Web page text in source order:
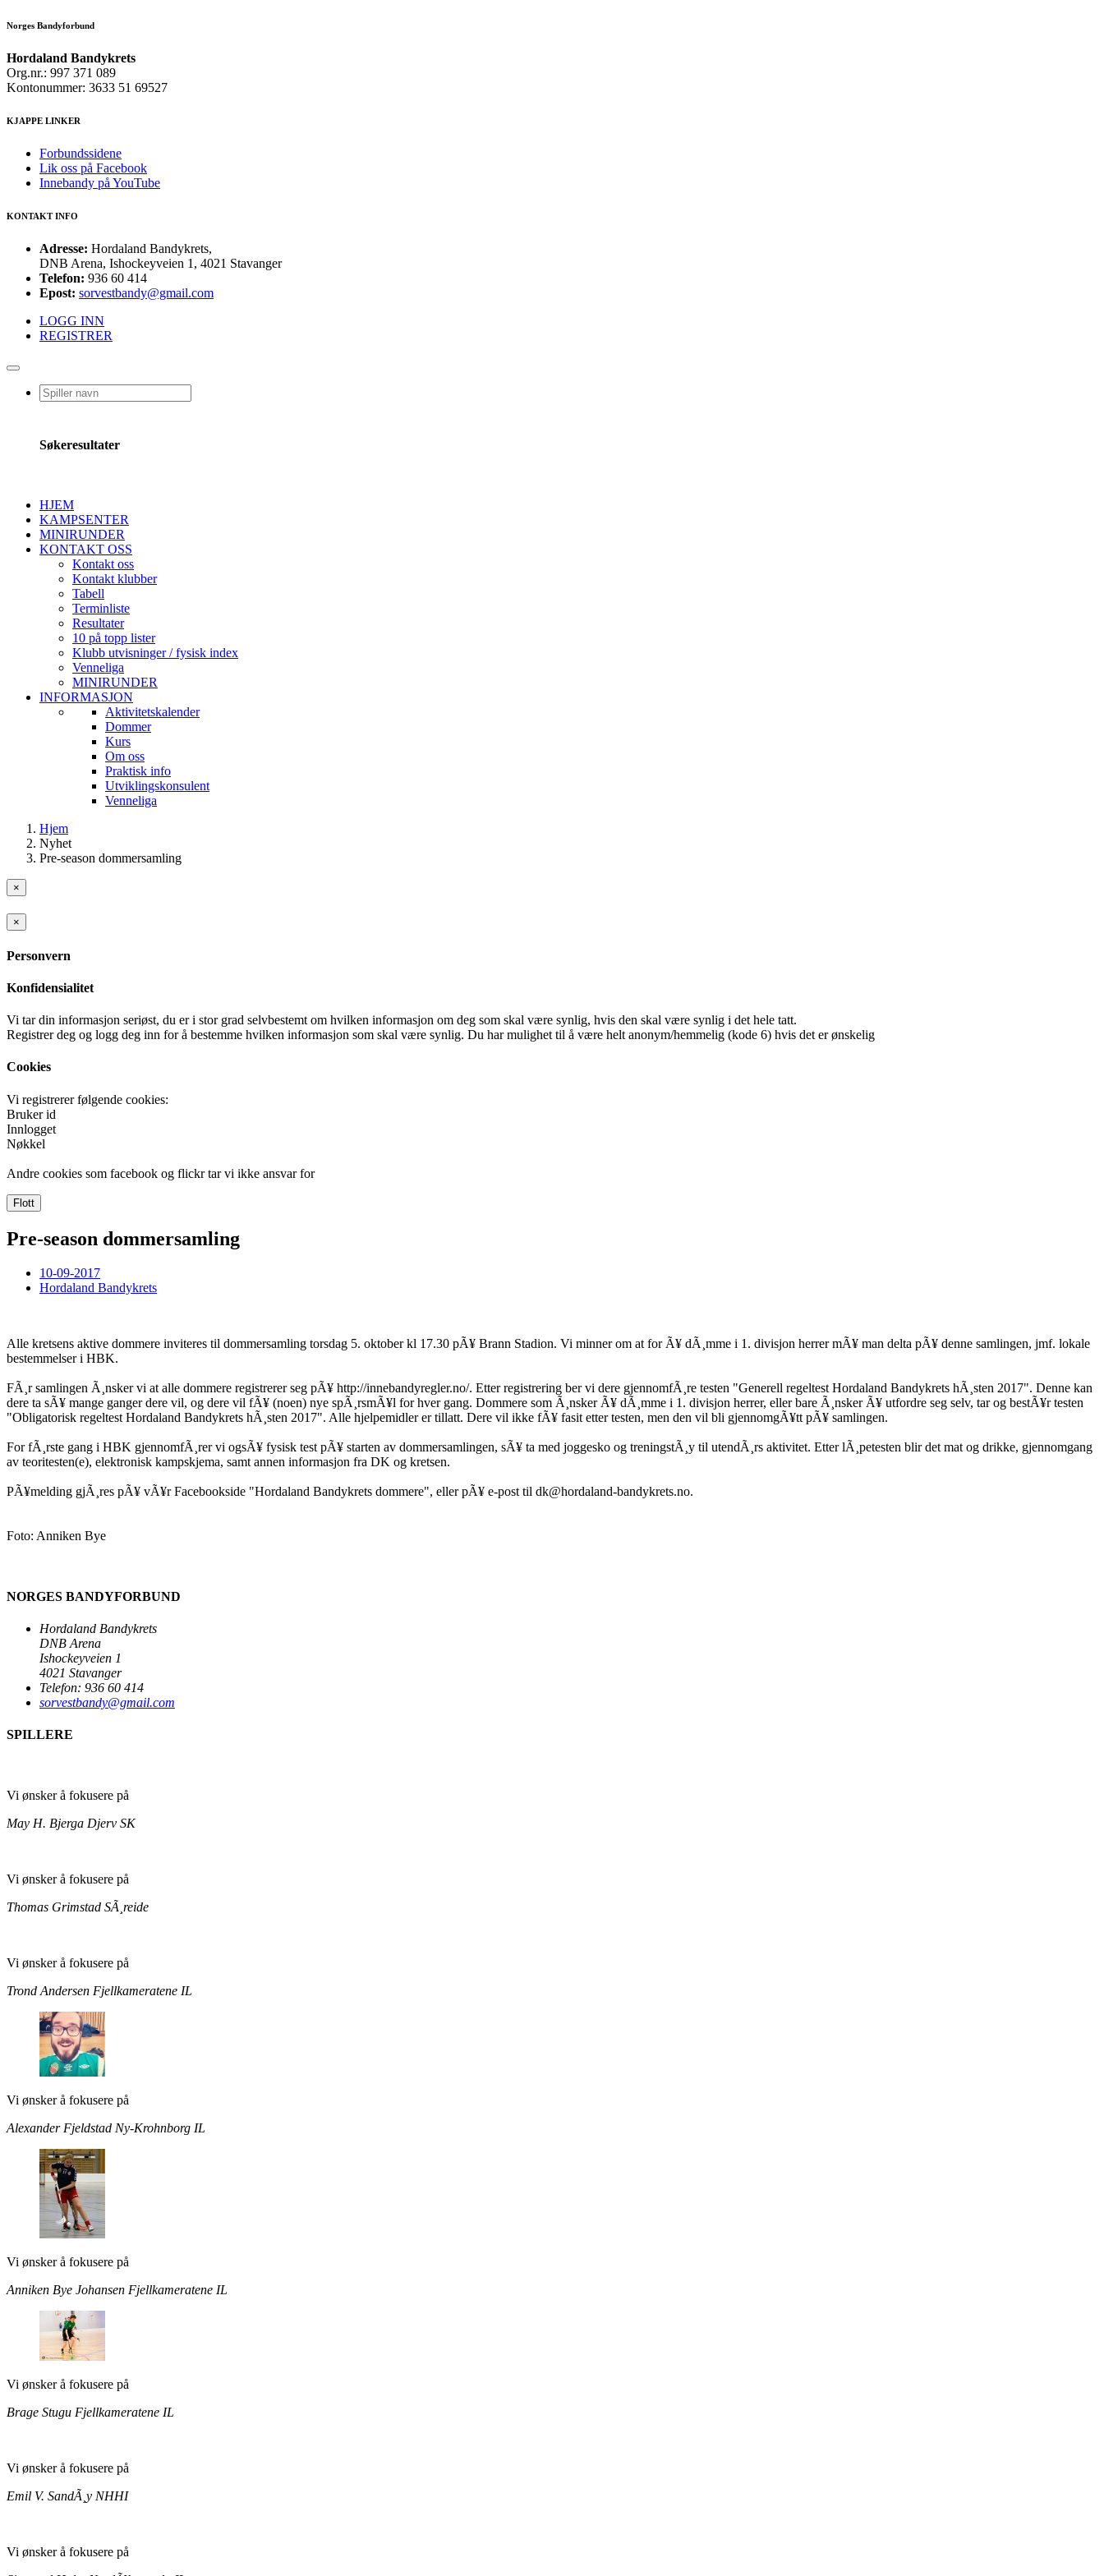
Norges Bandyforbund
Hordaland Bandykrets
Org.nr.: 997 371 089
Kontonummer: 3633 51 69527
KJAPPE LINKER
Forbundssidene
Lik oss på Facebook
Innebandy på YouTube
KONTAKT INFO
Adresse: Hordaland Bandykrets,
DNB Arena, Ishockeyveien 1, 4021 Stavanger
Telefon: 936 60 414
Epost: sorvestbandy@gmail.com
LOGG INN
REGISTRER
Søkeresultater
HJEM
KAMPSENTER
MINIRUNDER
KONTAKT OSS
Kontakt oss
Kontakt klubber
Tabell
Terminliste
Resultater
10 på topp lister
Klubb utvisninger / fysisk index
Venneliga
MINIRUNDER
INFORMASJON
Aktivitetskalender
Dommer
Kurs
Om oss
Praktisk info
Utviklingskonsulent
Venneliga
Hjem
Nyhet
Pre-season dommersamling
×
×
Personvern
Konfidensialitet
Vi tar din informasjon seriøst, du er i stor grad selvbestemt om hvilken informasjon om deg som skal være synlig, hvis den skal være synlig i det hele tatt.
Registrer deg og logg deg inn for å bestemme hvilken informasjon som skal være synlig. Du har mulighet til å være helt anonym/hemmelig (kode 6) hvis det er ønskelig
Cookies
Vi registrerer følgende cookies:
Bruker id
Innlogget
Nøkkel
Andre cookies som facebook og flickr tar vi ikke ansvar for
Flott
Pre-season dommersamling
10-09-2017
Hordaland Bandykrets
Alle kretsens aktive dommere inviteres til dommersamling torsdag 5. oktober kl 17.30 pÃ¥ Brann Stadion. Vi minner om at for Ã¥ dÃ¸mme i 1. divisjon herrer mÃ¥ man delta pÃ¥ denne samlingen, jmf. lokale
bestemmelser i HBK.
FÃ¸r samlingen Ã¸nsker vi at alle dommere registrerer seg pÃ¥ http://innebandyregler.no/. Etter registrering ber vi dere gjennomfÃ¸re testen "Generell regeltest Hordaland Bandykrets hÃ¸sten 2017". Denne kan
dere ta sÃ¥ mange ganger dere vil, og dere vil fÃ¥ (noen) nye spÃ¸rsmÃ¥l for hver gang. Dommere som Ã¸nsker Ã¥ dÃ¸mme i 1. divisjon herrer, eller bare Ã¸nsker Ã¥ utfordre seg selv, tar og bestÃ¥r testen
"Obligatorisk regeltest Hordaland Bandykrets hÃ¸sten 2017". Alle hjelpemidler er tillatt. Dere vil ikke fÃ¥ fasit etter testen, men den vil bli gjennomgÃ¥tt pÃ¥ samlingen.
For fÃ¸rste gang i HBK gjennomfÃ¸rer vi ogsÃ¥ fysisk test pÃ¥ starten av dommersamlingen, sÃ¥ ta med joggesko og treningstÃ¸y til utendÃ¸rs aktivitet. Etter lÃ¸petesten blir det mat og drikke, gjennomgang
av teoritesten(e), elektronisk kampskjema, samt annen informasjon fra DK og kretsen.
PÃ¥melding gjÃ¸res pÃ¥ vÃ¥r Facebookside "Hordaland Bandykrets dommere", eller pÃ¥ e-post til dk@hordaland-bandykrets.no.
Foto: Anniken Bye
NORGES BANDYFORBUND
Hordaland Bandykrets
DNB Arena
Ishockeyveien 1
4021 Stavanger
Telefon: 936 60 414
sorvestbandy@gmail.com
SPILLERE
Vi ønsker å fokusere på
May H. Bjerga Djerv SK
Vi ønsker å fokusere på
Thomas Grimstad SÃ¸reide
Vi ønsker å fokusere på
Trond Andersen Fjellkameratene IL
Vi ønsker å fokusere på
Alexander Fjeldstad Ny-Krohnborg IL
Vi ønsker å fokusere på
Anniken Bye Johansen Fjellkameratene IL
Vi ønsker å fokusere på
Brage Stugu Fjellkameratene IL
Vi ønsker å fokusere på
Emil V. SandÃ¸y NHHI
Vi ønsker å fokusere på